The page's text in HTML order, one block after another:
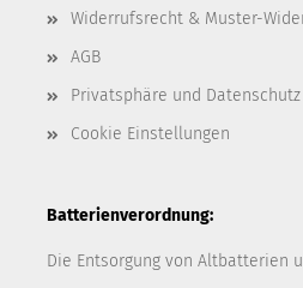
Widerrufsrecht & Muster-
AGB
Privatsphäre und Datenschutz
Cookie Einstellungen
Batterienverordnung:
Die Entsorgung von Altbatterien